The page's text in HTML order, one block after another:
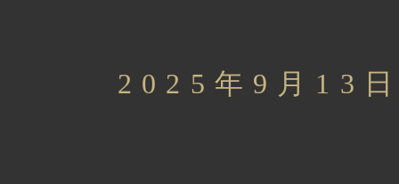
2025年9月13